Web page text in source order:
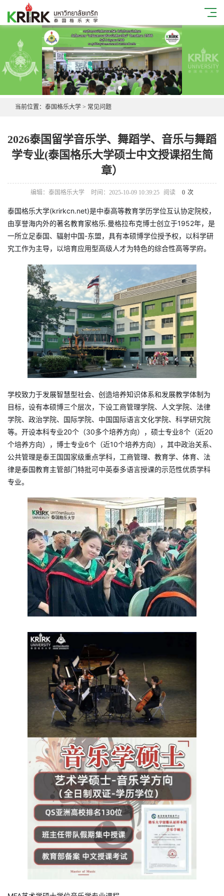
当前位置： 泰国格乐大学 > 常见问题
2026泰国留学音乐学、舞蹈学、音乐与舞蹈
学专业(泰国格乐大学硕士中文授课招生简
章）
编辑：泰国格乐大学 时间：2025-10-09 10:39:25 阅读 0 次
泰国格乐大学(krirkcn.net)是中泰高等教育学历学位互认协定院校，
由享誉海内外的著名教育家格乐.曼格拉布克博士创立于1952年，是
一所立足泰国、辐射中国-东盟，具有本硕博学位授予权，以科学研
究工作为主导，以培育应用型高级人才为特色的综合性高等学府。
学校致力于发展智慧型社会、创造培养知识体系和发展教学体制为
目标，设有本硕博三个层次，下设工商管理学院、人文学院、法律
学院、政治学院、国际学院、中国国际语言文化学院、科学研究院
等。开设本科专业20个（30多个培养方向），硕士专业8个（近20
个培养方向），博士专业6个（近10个培养方向），其中政治关系、
公共管理是泰王国国家级重点学科，工商管理、教育学、体育、法
律是泰国教育主管部门特批可中英泰多语言授课的示范性优质学科
专业。